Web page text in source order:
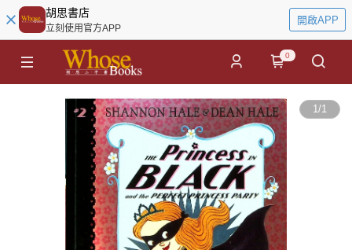
胡思書店
立刻使用官方APP
開啟APP
0
1/1